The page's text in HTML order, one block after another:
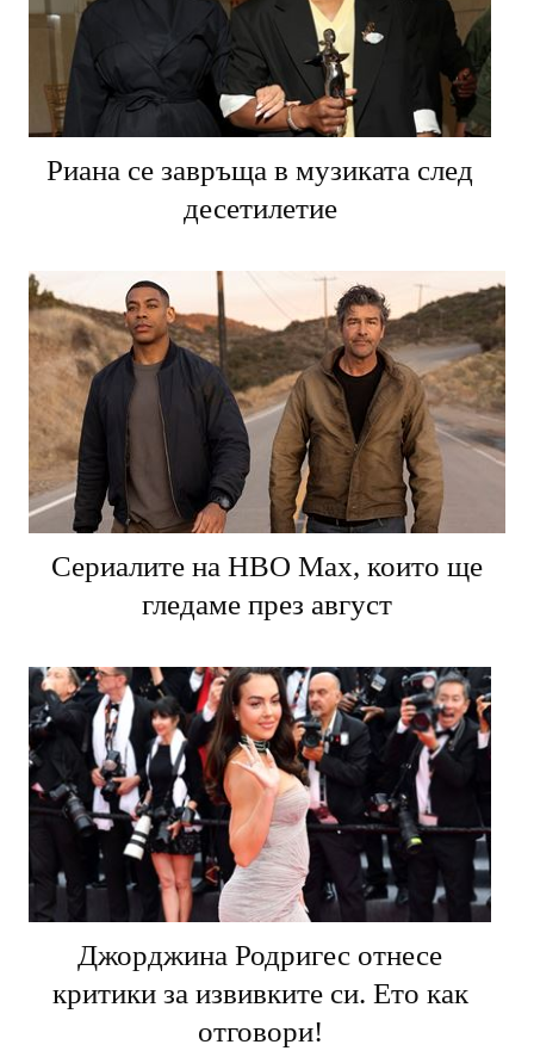
Риана се завръща в музиката след
десетилетие
Сериалите на HBO Max, които ще
гледаме през август
Джорджина Родригес отнесе
критики за извивките си. Ето как
отговори!